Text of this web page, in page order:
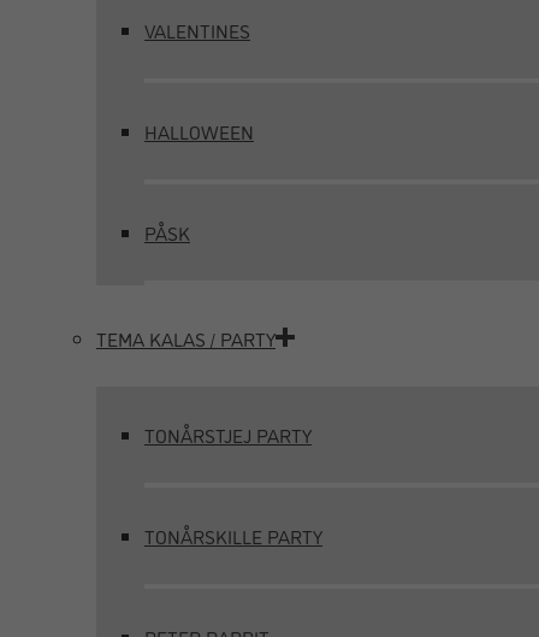
VALENTINES
HALLOWEEN
PÅSK
TEMA KALAS / PARTY
TONÅRSTJEJ PARTY
TONÅRSKILLE PARTY